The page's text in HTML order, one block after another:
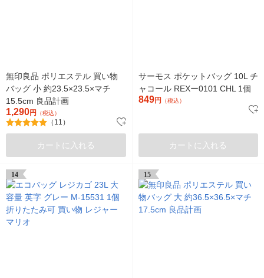
無印良品 ポリエステル 買い物
バッグ 小 約23.5×23.5×マチ
15.5cm 良品計画
1,290円 （税込）
（11）
カートに入れる
サーモス ポケットバッグ 10L チ
ャコール REXー0101 CHL 1個
849円 （税込）
カートに入れる
14 15